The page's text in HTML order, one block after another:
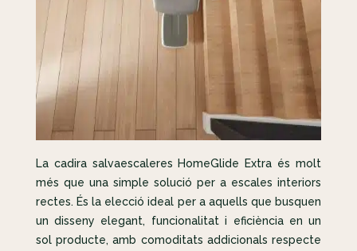
La cadira salvaescaleres HomeGlide Extra és molt
més que una simple solució per a escales interiors
rectes. És la elecció ideal per a aquells que busquen
un disseny elegant, funcionalitat i eficiència en un
sol producte, amb comoditats addicionals respecte